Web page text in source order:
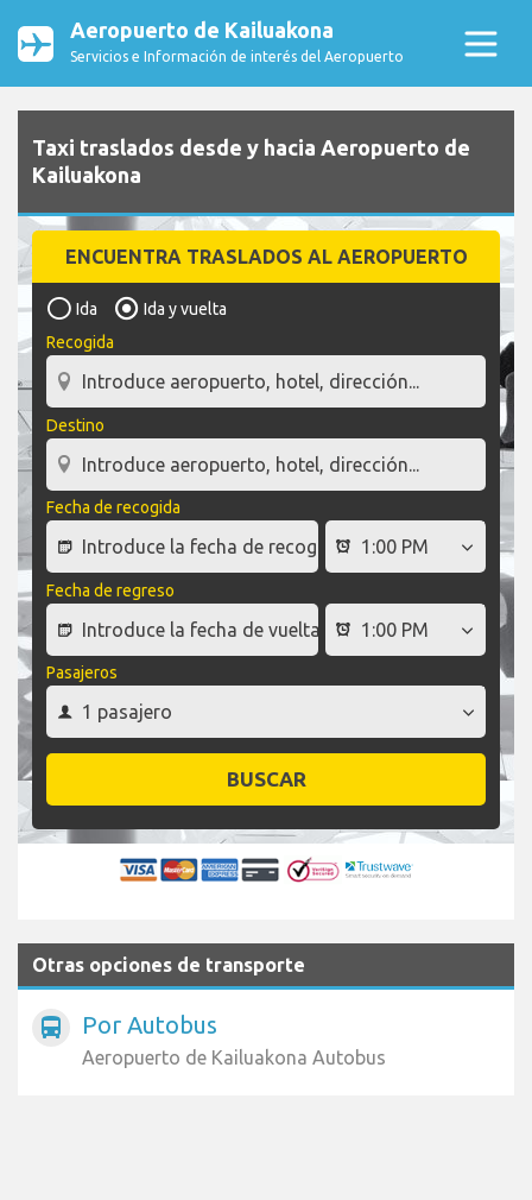
Aeropuerto de Kailuakona
Servicios e Información de interés del Aeropuerto
Taxi traslados desde y hacia Aeropuerto de
Kailuakona
ENCUENTRA TRASLADOS AL AEROPUERTO
Ida
Ida y vuelta
Recogida
Destino
Fecha de recogida
Fecha de regreso
Pasajeros
BUSCAR
Otras opciones de transporte
directions_bus Por Autobus
Aeropuerto de Kailuakona Autobus